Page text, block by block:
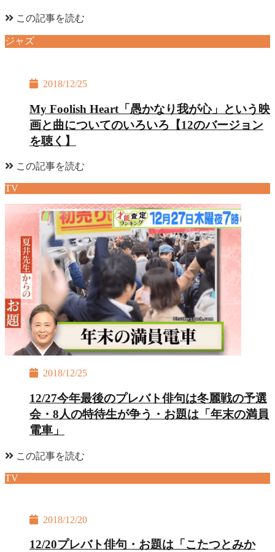
この記事を読む
ジャズ
2018/12/25
My Foolish Heart「愚かなり我が心」という映
画と曲についてのいろいろ【12のバージョン
を聴く】
この記事を読む
TV
2018/12/25
12/27今年最後のプレバト俳句は冬麗戦の予選
会・8人の特待生が争う・お題は「年末の満員
電車」
この記事を読む
TV
2018/12/20
12/20プレバト俳句・お題は「こたつとみか